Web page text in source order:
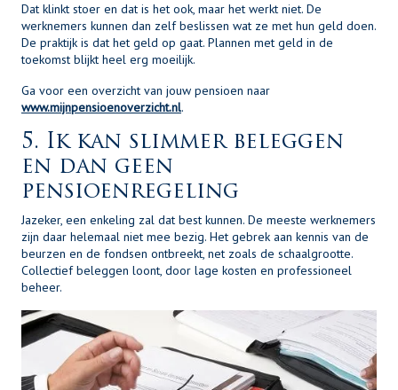
Dat klinkt stoer en dat is het ook, maar het werkt niet. De
werknemers kunnen dan zelf beslissen wat ze met hun geld doen.
De praktijk is dat het geld op gaat. Plannen met geld in de
toekomst blijkt heel erg moeilijk.
Ga voor een overzicht van jouw pensioen naar
www.mijnpensioenoverzicht.nl.
5. Ik kan slimmer beleggen
en dan geen
pensioenregeling
Jazeker, een enkeling zal dat best kunnen. De meeste werknemers
zijn daar helemaal niet mee bezig. Het gebrek aan kennis van de
beurzen en de fondsen ontbreekt, net zoals de schaalgrootte.
Collectief beleggen loont, door lage kosten en professioneel
beheer.